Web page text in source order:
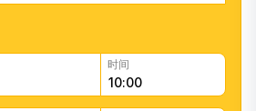
时间